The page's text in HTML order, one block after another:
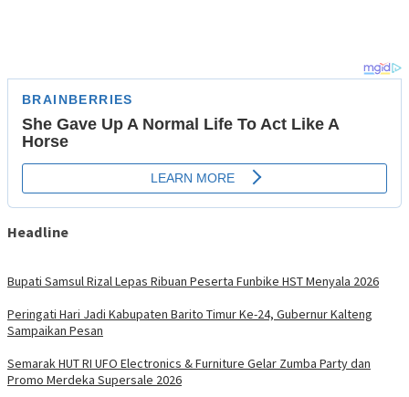
Headline
Bupati Samsul Rizal Lepas Ribuan Peserta Funbike HST Menyala 2026
Peringati Hari Jadi Kabupaten Barito Timur Ke-24, Gubernur Kalteng
Sampaikan Pesan
Semarak HUT RI UFO Electronics & Furniture Gelar Zumba Party dan
Promo Merdeka Supersale 2026